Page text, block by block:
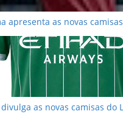
apresenta as novas
as novas camisas do